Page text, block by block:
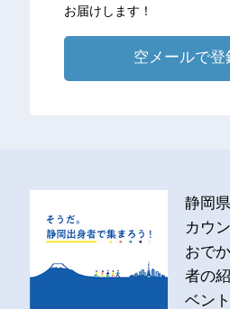
お届けします！
空メールで登
静岡
カウ
おで
者の
ベン